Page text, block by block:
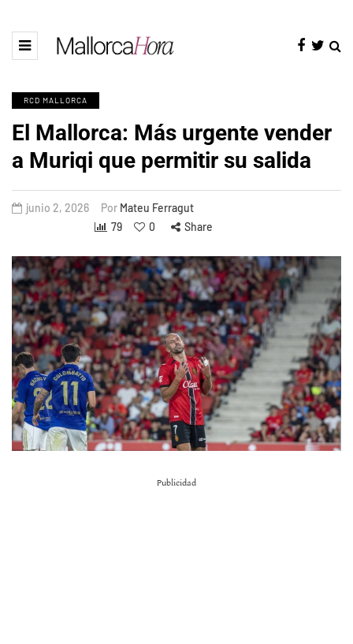
RCD MALLORCA
El Mallorca: Más urgente vender
a Muriqi que permitir su salida
junio 2, 2026 Por Mateu Ferragut
79
0 Share
Publicidad